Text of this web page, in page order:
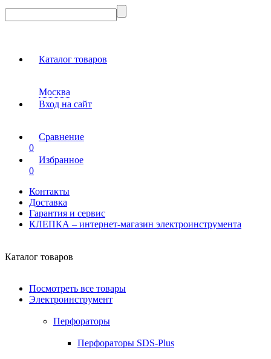
Каталог товаров
Москва
Вход на сайт
Сравнение
0
Избранное
0
Контакты
Доставка
Гарантия и сервис
КЛЕПКА – интернет-магазин электроинструмента
Каталог товаров
Посмотреть все товары
Электроинструмент
Перфораторы
Перфораторы SDS-Plus